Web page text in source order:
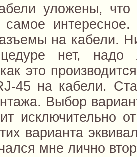
уложены,
самое
на кабели.
нет, надо
это
45 на кабели.
Выбор
исключительно
варианта
мне лично